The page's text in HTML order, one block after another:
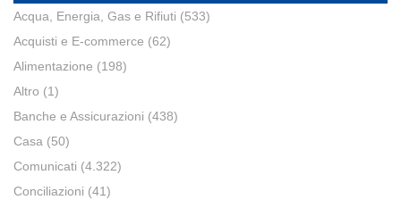
Acqua, Energia, Gas e Rifiuti (533)
Acquisti e E-commerce (62)
Alimentazione (198)
Altro (1)
Banche e Assicurazioni (438)
Casa (50)
Comunicati (4.322)
Conciliazioni (41)